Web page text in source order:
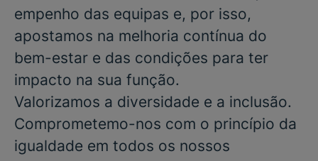
empenho das equipas e, por isso,
apostamos na melhoria contínua do
bem-estar e das condições para ter
impacto na sua função.
Valorizamos a diversidade e a inclusão.
Comprometemo-nos com o princípio da
igualdade em todos os nossos